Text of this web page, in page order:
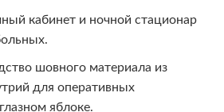
кабинет и ночной стационар
шовного материала из
для оперативных
яблоке.